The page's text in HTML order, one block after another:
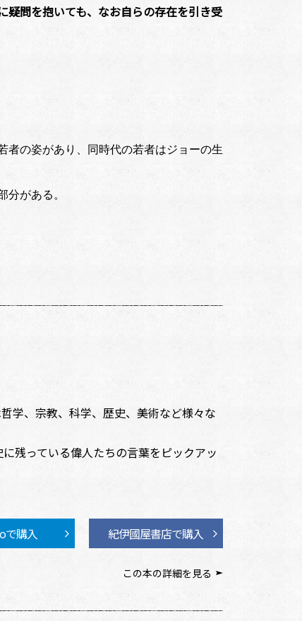
疑問を抱いても、なお自らの存在を引き受
者の姿があり、同時代の若者はジョーの生
分がある。
学、宗教、科学、歴史、美術など様々な
残っている偉人たちの言葉をピックアッ
で購入 紀伊國屋書店で購入
この本の詳細を見る